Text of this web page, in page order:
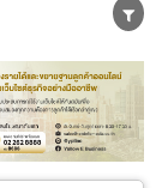
Dealer